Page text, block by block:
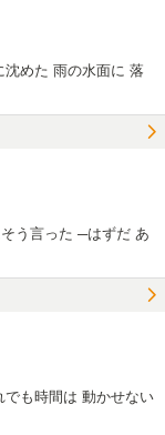
めた 雨の水面に 落
う言った ─はずだ あ
も時間は 動かせない